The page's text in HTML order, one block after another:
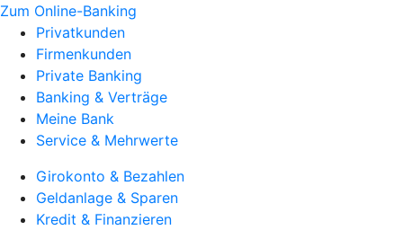
Zum Online-Banking
Privatkunden
Firmenkunden
Private Banking
Banking & Verträge
Meine Bank
Service & Mehrwerte
Girokonto & Bezahlen
Geldanlage & Sparen
Kredit & Finanzieren